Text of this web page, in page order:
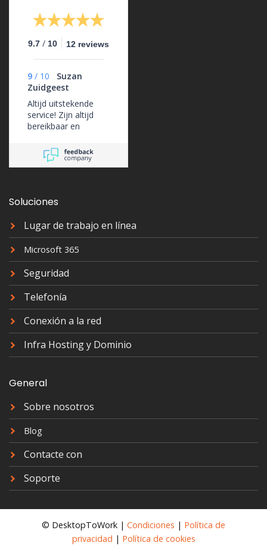
9.7 / 10 12 reviews
9 / 10
Suzan
Zuidgeest
Altijd uitstekende
service! Zijn altijd
bereikbaar en
erg goed.
Soluciones
Lugar de trabajo en línea
Microsoft 365
Seguridad
Telefonía
Conexión a la red
Infra Hosting y Dominio
General
Sobre nosotros
Blog
Contacte con
Soporte
© DesktopToWork | Condiciones | Política de
privacidad | Política de cookies